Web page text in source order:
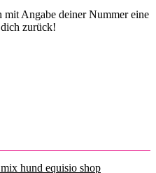
mit Angabe deiner Nummer eine
zurück!